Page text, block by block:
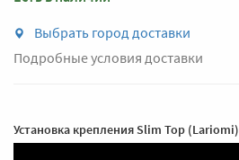
Выбрать город доставки
Подробные условия доставки
Установка крепления Slim Top (Lariomi)